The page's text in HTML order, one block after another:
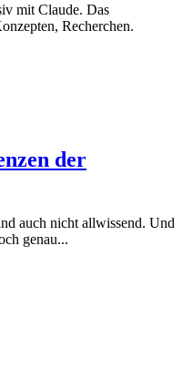
mit Claude. Das
Recherchen.
der
auch nicht allwissend. Und
genau...